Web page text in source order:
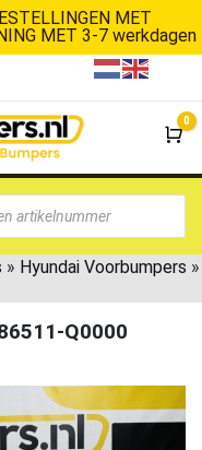
MET
MET 3-7 werkdagen
0
» Hyundai Voorbumpers »
Q0000